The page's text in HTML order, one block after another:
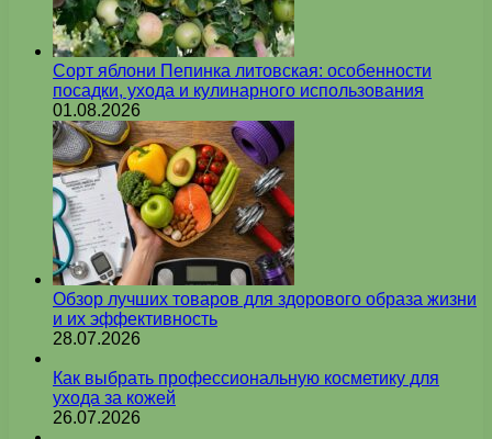
Сорт яблони Пепинка литовская: особенности
посадки, ухода и кулинарного использования
01.08.2026
Обзор лучших товаров для здорового образа жизни
и их эффективность
28.07.2026
Как выбрать профессиональную косметику для
ухода за кожей
26.07.2026